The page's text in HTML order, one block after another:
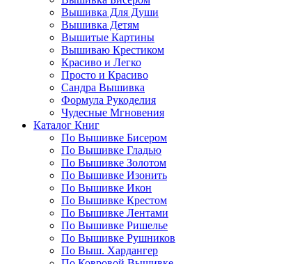
Вышивка Для Души
Вышивка Детям
Вышитые Картины
Вышиваю Крестиком
Красиво и Легко
Просто и Красиво
Сандра Вышивка
Формула Рукоделия
Чудесные Мгновения
Каталог Книг
По Вышивке Бисером
По Вышивке Гладью
По Вышивке Золотом
По Вышивке Изонить
По Вышивке Икон
По Вышивке Крестом
По Вышивке Лентами
По Вышивке Ришелье
По Вышивке Рушников
По Выш. Хардангер